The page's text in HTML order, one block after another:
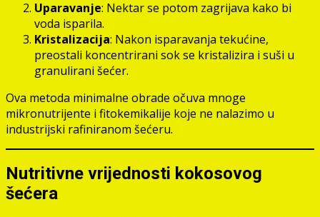
Uparavanje: Nektar se potom zagrijava kako bi
voda isparila.
Kristalizacija: Nakon isparavanja tekućine,
preostali koncentrirani sok se kristalizira i suši u
granulirani šećer.
Ova metoda minimalne obrade očuva mnoge
mikronutrijente i fitokemikalije koje ne nalazimo u
industrijski rafiniranom šećeru.
Nutritivne vrijednosti kokosovog
šećera